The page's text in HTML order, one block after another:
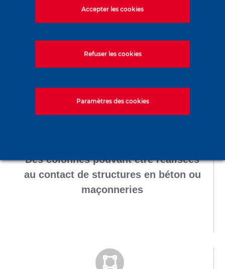
Un procédé qui ne nécessite que peu
d’espace (faible emprise au sol,
Des colonnes pouvant être réalisées
au contact de structures en béton ou
maçonneries
Accepter les cookies
Refuser les cookies
Paramètres des cookies